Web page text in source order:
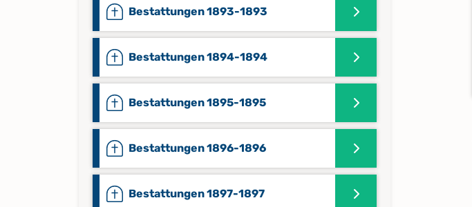
Bestattungen 1893-1893
Bestattungen 1894-1894
Bestattungen 1895-1895
Bestattungen 1896-1896
Bestattungen 1897-1897